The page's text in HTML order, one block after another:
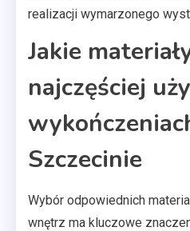
realizacji wymarzonego
Jakie
najczęściej
Szczecinie
Wybór odpowiednich
wnętrz ma kluczowe